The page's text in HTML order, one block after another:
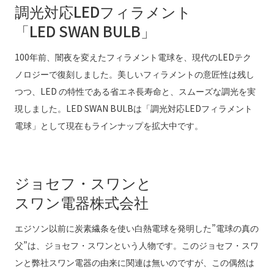
調光対応LEDフィラメント
「LED SWAN BULB」
100年前、闇夜を変えたフィラメント電球を、現代のLEDテク
ノロジーで復刻しました。美しいフィラメントの意匠性は残し
つつ、LED の特性である省エネ長寿命と、スムーズな調光を実
現しました。LED SWAN BULBは「調光対応LEDフィラメント
電球」として現在もラインナップを拡大中です。
ジョセフ・スワンと
スワン電器株式会社
エジソン以前に炭素繊条を使い白熱電球を発明した”電球の真の
父”は、ジョセフ・スワンという人物です。このジョセフ・スワ
ンと弊社スワン電器の由来に関連は無いのですが、この偶然は